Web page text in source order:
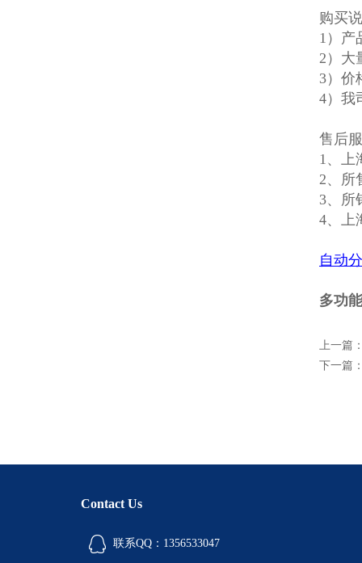
购买
1）产
2）大
3）价
4）我
售后
1、上
2、所
3、所
4、上
自动
多功
上一篇
下一篇
Contact Us
联系QQ：1356533047